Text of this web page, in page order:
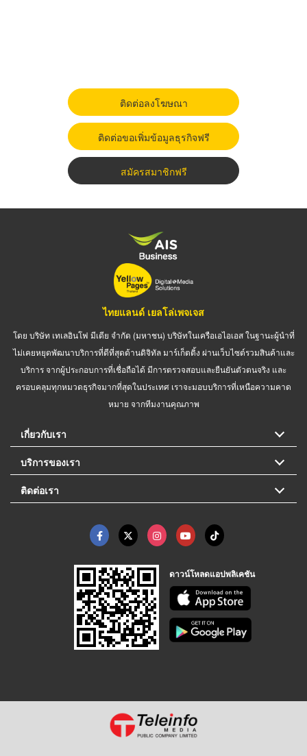
ติดต่อลงโฆษณา
ติดต่อขอเพิ่มข้อมูลธุรกิจฟรี
สมัครสมาชิกฟรี
ไทยแลนด์ เยลโล่เพจเจส
โดย บริษัท เทเลอินโฟ มีเดีย จำกัด (มหาชน) บริษัทในเครือเอไอเอส ในฐานะผู้นำที่
ไม่เคยหยุดพัฒนาบริการที่ดีที่สุดด้านดิจิทัล มาร์เก็ตติ้ง ผ่านเว็บไซต์รวมสินค้าและ
บริการ จากผู้ประกอบการที่เชื่อถือได้ มีการตรวจสอบและยืนยันตัวตนจริง และ
ครอบคลุมทุกหมวดธุรกิจมากที่สุดในประเทศ เราจะมอบบริการที่เหนือความคาด
หมาย จากทีมงานคุณภาพ
เกี่ยวกับเรา
บริการของเรา
ติดต่อเรา
ดาวน์โหลดแอปพลิเคชัน